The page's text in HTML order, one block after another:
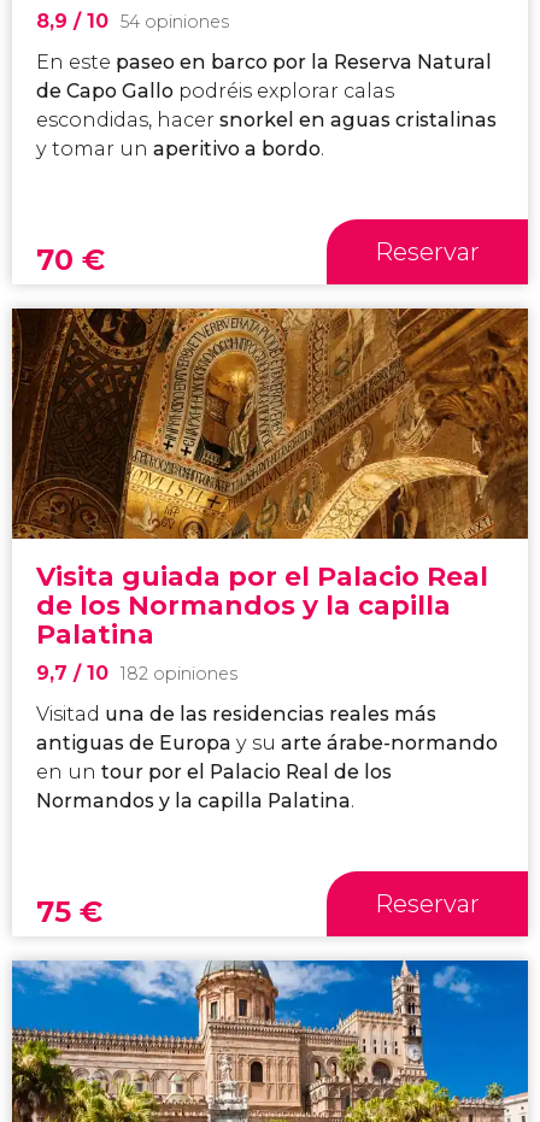
8,9 / 10 54 opiniones
En este paseo en barco por la Reserva Natural
de Capo Gallo podréis explorar calas
escondidas, hacer snorkel en aguas cristalinas
y tomar un aperitivo a bordo.
70 € Reservar
Visita guiada por el Palacio Real
de los Normandos y la capilla
Palatina
9,7 / 10 182 opiniones
Visitad una de las residencias reales más
antiguas de Europa y su arte árabe-normando
en un tour por el Palacio Real de los
Normandos y la capilla Palatina.
75 € Reservar